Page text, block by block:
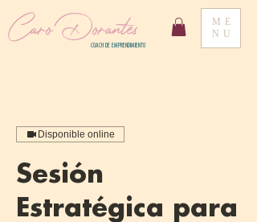
ME
NU
Caro Dorantes
COACH DE EMPRENDIMIENTO
Disponible online
Sesión
Estratégica para